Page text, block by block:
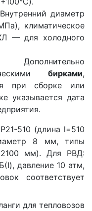
Внутренний диаметр
климатическое
— для холодного
Дополнительно
бирками,
при сборке или
указывается дата
510 (длина l=510
8 мм, типы
мм). Для РВД:
давление 10 атм,
соответствует
для тепловозов